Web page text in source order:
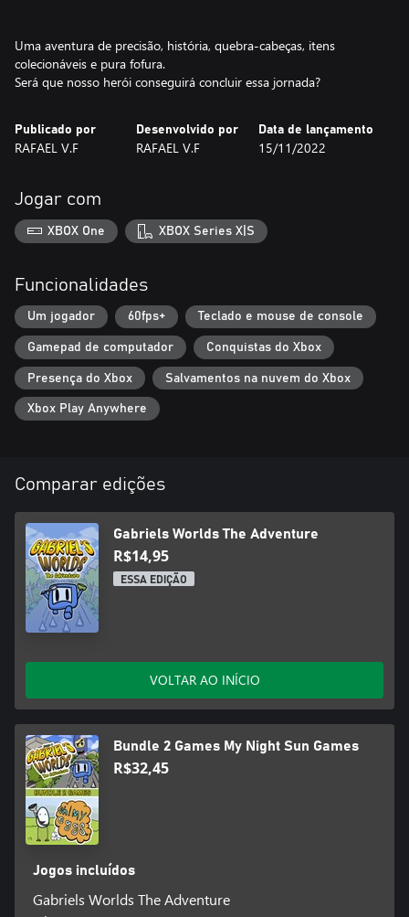
Uma aventura de precisão, história, quebra-cabeças, itens
colecionáveis ​​e pura fofura.
Publicado por
RAFAEL V.F
Desenvolvido por
RAFAEL V.F
Data de lançamento
15/11/2022
Jogar com
XBOX One XBOX Series X|S
Funcionalidades
Um jogador 60fps+ Teclado e mouse de console
Gamepad de computador Conquistas do Xbox
Presença do Xbox Salvamentos na nuvem do Xbox
Xbox Play Anywhere
Comparar edições
Gabriels Worlds The Adventure
R$14,95
ESSA EDIÇÃO
VOLTAR AO INÍCIO
Bundle 2 Games My Night Sun Games
R$32,45
Jogos incluídos
Gabriels Worlds The Adventure